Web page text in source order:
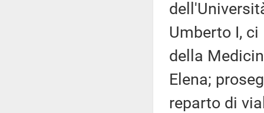
Umberto I,
della
Elena;
reparto di